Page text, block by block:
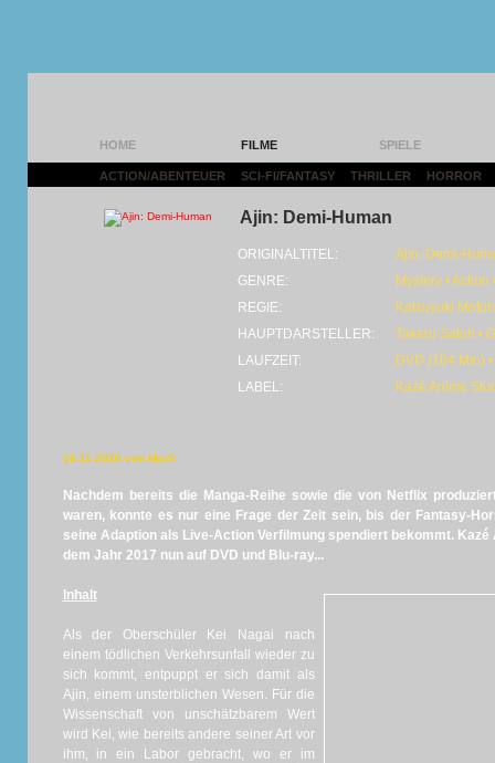
HOME FILME SPIELE
ACTION/ABENTEUER SCI-FI/FANTASY THRILLER HORROR
Ajin: Demi-Human
ORIGINALTITEL:
Ajin: Demi-
GENRE:
Mystery • Action
REGIE:
Katsuyuki
HAUPTDARSTELLER:
Takeru Satoh •
LAUFZEIT:
DVD (104 Min)
LABEL:
Kazé Anime
16.11.2020 von MarS
Nachdem bereits die Manga-Reihe sowie die von Netflix
waren, konnte es nur eine Frage der Zeit sein, bis der Fantasy-
seine Adaption als Live-Action Verfilmung spendiert bekommt.
dem Jahr 2017 nun auf DVD und Blu-ray...
Inhalt
Als der Oberschüler Kei Nagai nach
einem tödlichen Verkehrsunfall wieder zu
sich kommt, entpuppt er sich damit als
Ajin, einem unsterblichen Wesen. Für die
Wissenschaft von unschätzbarem Wert
wird Kei, wie bereits andere seiner Art vor
ihm, in ein Labor gebracht, wo er im